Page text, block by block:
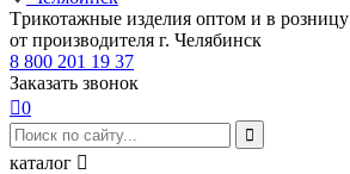
Tрикотажные изделия оптом и в розницу
от производителя г. Челябинск
8 800 201 19 37
Заказать звонок
0

каталог 